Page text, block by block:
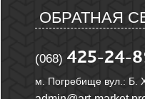
ОБРАТНАЯ
(068) 425-24-
м. Погребище вул.: Б.